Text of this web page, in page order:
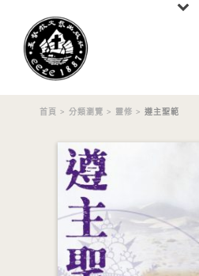
首頁 > 分類瀏覽 > 靈修 > 遵主聖範